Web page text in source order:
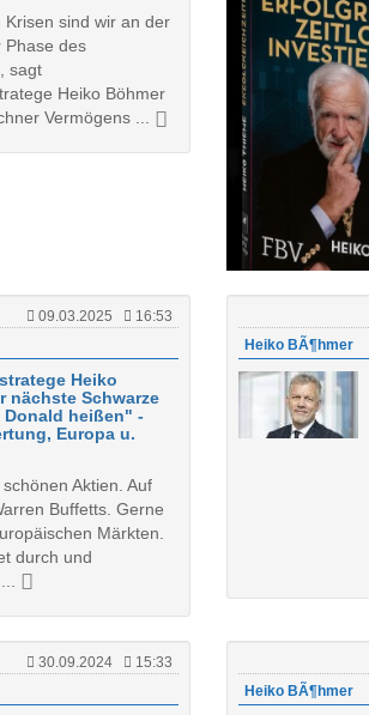
Krisen sind wir an der
Phase des
sagt
Heiko Böhmer
Vermögens ...
09.03.2025
16:53
Heiko
nächste Schwarze
Donald heißen" -
Europa u.
Aktien. Auf
Buffetts. Gerne
Märkten.
durch und
Heiko BÃ¶hmer
30.09.2024
15:33
Heiko BÃ¶hmer